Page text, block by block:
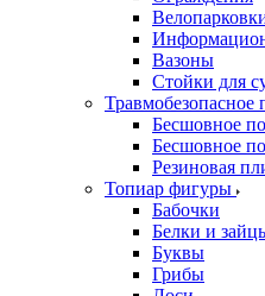
Вазоны
Стойки для
Травмобезопасное
Бесшовное
Бесшовное
Резиновая
Топиар фигуры
Бабочки
Белки и
Буквы
Грибы